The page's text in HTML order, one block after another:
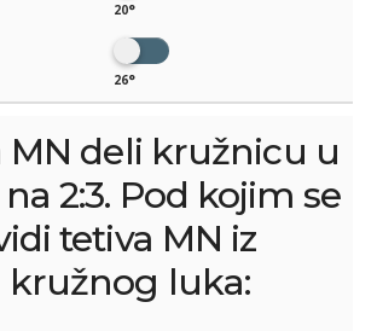
20°
26°
MN deli kružnicu u
2:3. Pod kojim se
tetiva MN iz
luka: